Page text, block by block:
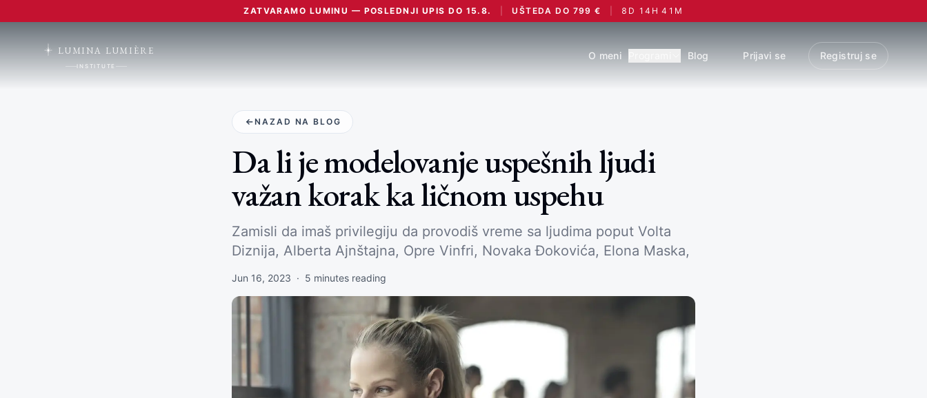
ZATVARAMO LUMINU — POSLEDNJI UPIS DO 15.8. UŠTEDA DO 799 € 8 D 14 H41 M
LUMINA LUMIÈRE
INSTITUTE
O meni Blog Prijavi se Registruj se
NAZAD NA BLOG
Da li je modelovanje uspešnih ljudi
važan korak ka ličnom uspehu
Zamisli da imaš privilegiju da provodiš vreme sa ljudima poput Volta
Diznija, Alberta Ajnštajna, Opre Vinfri, Novaka Đokovića, Elona Maska,
Jun 16, 2023 · 5 minutes reading